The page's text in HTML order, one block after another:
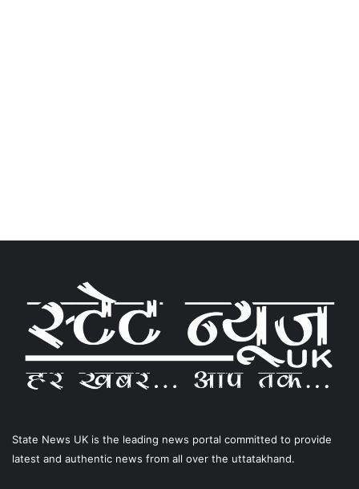
State News UK is the leading news portal committed to provide
latest and authentic news from all over the uttatakhand.